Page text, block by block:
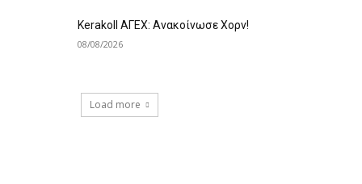
Kerakoll ΑΓΕΧ: Ανακοίνωσε Χορν!
08/08/2026
Load more